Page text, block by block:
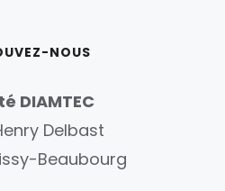
NOUS
DIAMTEC
Delbast
Beaubourg